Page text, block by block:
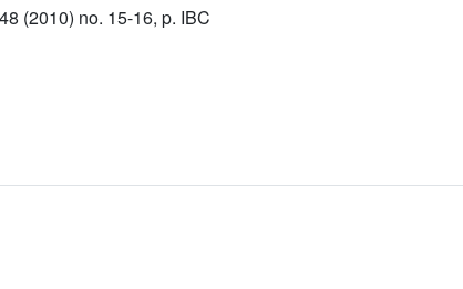
(2010) no. 15-16, p. IBC